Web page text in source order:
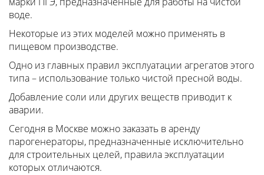
воде.
Некоторые из этих моделей можно применять в
пищевом производстве.
Одно из главных правил эксплуатации агрегатов этого
типа – использование только чистой пресной воды.
Добавление соли или других веществ приводит к
аварии.
Сегодня в Москве можно заказать в аренду
парогенераторы, предназначенные исключительно
для строительных целей, правила эксплуатации
которых отличаются.